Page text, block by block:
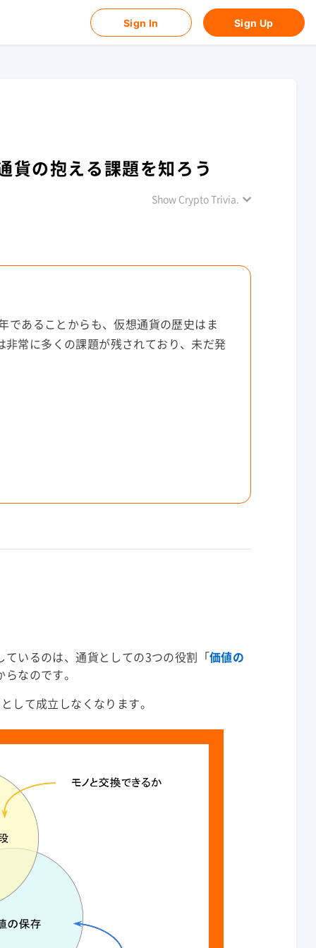
Sign In Sign Up
の抱える課題を知ろう
Show Crypto Trivia.
であることからも、仮想通貨の歴史はま
常に多くの課題が残されており、未だ発
ているのは、通貨としての3つの役割「価値の
なのです。
して成立しなくなります。